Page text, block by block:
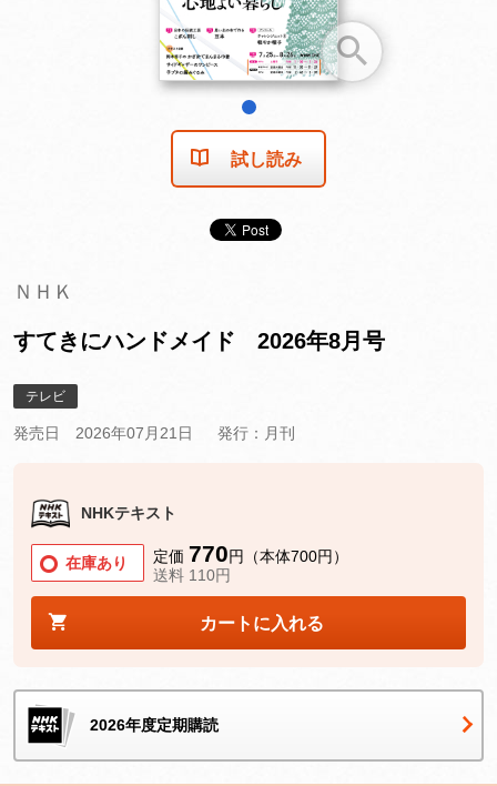
試し読み
ＮＨＫ
すてきにハンドメイド 2026年8月号
テレビ
発売日 2026年07月21日 発行：月刊
NHKテキスト
在庫あり 定価 770円（本体700円）
送料 110円
カートに入れる
2026年度定期購読